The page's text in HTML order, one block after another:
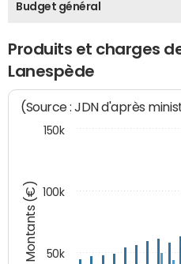
Budget général
Produits et charges
Lanespède
Montants (€)
(Source : JDN d'après
50k
100k
150k